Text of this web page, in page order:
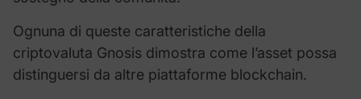
Ognuna di queste caratteristiche della
criptovaluta Gnosis dimostra come l’asset possa
distinguersi da altre piattaforme blockchain.